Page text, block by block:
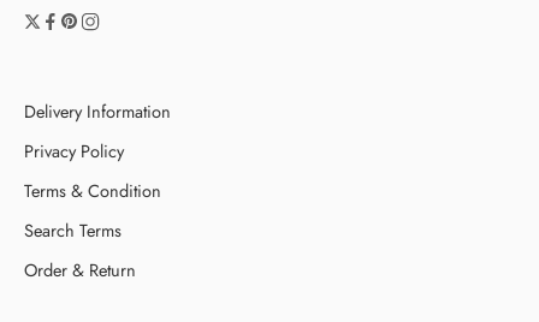
Delivery Information
Privacy Policy
Terms & Condition
Search Terms
Order & Return